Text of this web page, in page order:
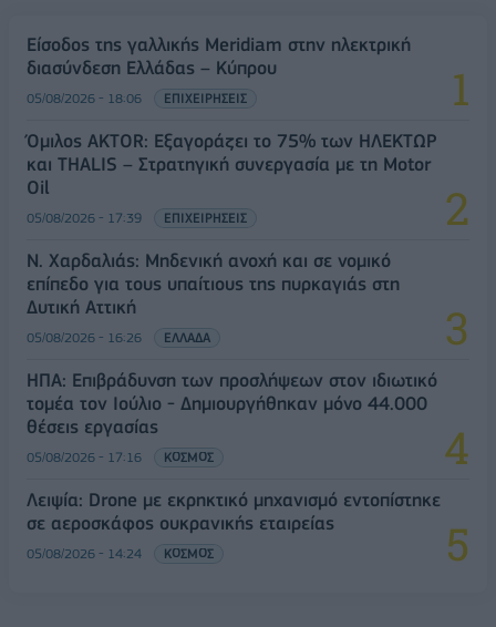
Είσοδος της γαλλικής Meridiam στην ηλεκτρική
διασύνδεση Ελλάδας – Κύπρου
05/08/2026 - 18:06 ΕΠΙΧΕΙΡΗΣΕΙΣ
Όμιλος AKTOR: Εξαγοράζει το 75% των ΗΛΕΚΤΩΡ
και THALIS – Στρατηγική συνεργασία με τη Motor
Oil
05/08/2026 - 17:39 ΕΠΙΧΕΙΡΗΣΕΙΣ
Ν. Χαρδαλιάς: Μηδενική ανοχή και σε νομικό
επίπεδο για τους υπαίτιους της πυρκαγιάς στη
Δυτική Αττική
05/08/2026 - 16:26 ΕΛΛΑΔΑ
ΗΠΑ: Επιβράδυνση των προσλήψεων στον ιδιωτικό
τομέα τον Ιούλιο - Δημιουργήθηκαν μόνο 44.000
θέσεις εργασίας
05/08/2026 - 17:16 ΚΟΣΜΟΣ
Λειψία: Drone με εκρηκτικό μηχανισμό εντοπίστηκε
σε αεροσκάφος ουκρανικής εταιρείας
05/08/2026 - 14:24 ΚΟΣΜΟΣ